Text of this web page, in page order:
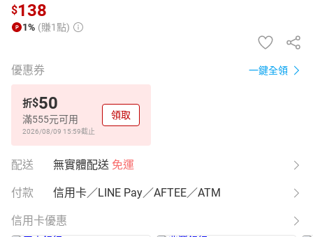
$138
1% (賺1點)
優惠券 一鍵全領
折$50
滿555元可用
2026/08/09 15:59截止
領取
配送 無實體配送 免運
付款 信用卡／LINE Pay／AFTEE／ATM
信用卡優惠